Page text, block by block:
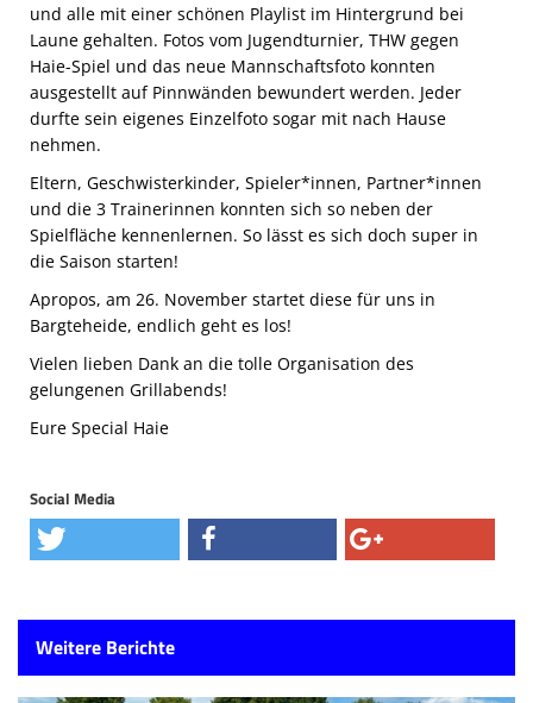
und alle mit einer schönen Playlist im Hintergrund bei
Laune gehalten. Fotos vom Jugendturnier, THW gegen
Haie-Spiel und das neue Mannschaftsfoto konnten
ausgestellt auf Pinnwänden bewundert werden. Jeder
durfte sein eigenes Einzelfoto sogar mit nach Hause
nehmen.
Eltern, Geschwisterkinder, Spieler*innen, Partner*innen
und die 3 Trainerinnen konnten sich so neben der
Spielfläche kennenlernen. So lässt es sich doch super in
die Saison starten!
Apropos, am 26. November startet diese für uns in
Bargteheide, endlich geht es los!
Vielen lieben Dank an die tolle Organisation des
gelungenen Grillabends!
Eure Special Haie
Social Media
Weitere Berichte